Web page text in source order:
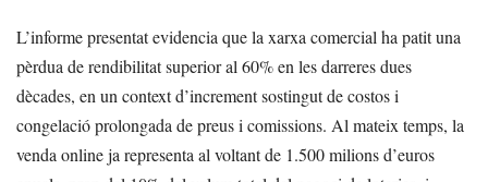
L’informe presentat evidencia que la xarxa comercial ha patit una
pèrdua de rendibilitat superior al 60% en les darreres dues
dècades, en un context d’increment sostingut de costos i
congelació prolongada de preus i comissions. Al mateix temps, la
venda online ja representa al voltant de 1.500 milions d’euros